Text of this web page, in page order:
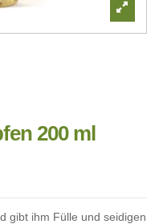
200 ml
gibt ihm Fülle und seidigen